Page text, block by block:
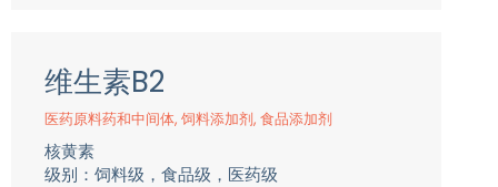
维生素B2
医药原料药和中间体, 饲料添加剂, 食品添加剂
核黄素
级别：饲料级，食品级，医药级